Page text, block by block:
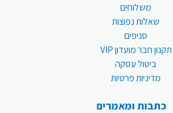
משלוחים
שאלות נפוצות
סניפים
תקנון חבר מועדון VIP
ביטול עסקה
מדיניות פרטיות
כתבות ומאמרים